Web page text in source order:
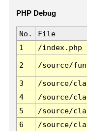
PHP Debug
No. File
1
/index.php
2 /source/
3 /source/
4
/source/
5
/source/
6
/source/